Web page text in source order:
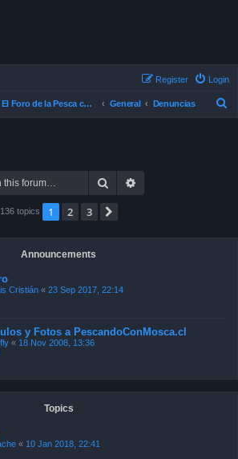
Login
Register
El Foro de la Pesca con Mosca en Chile General Denuncias
Search
136 topics 1 2 3
Announcements
Cristián « 23 Sep 2017, 22:14
y Fotos a PescandoConMosca.cl
« 18 Nov 2008, 13:36
Topics
« 10 Jan 2018, 22:41